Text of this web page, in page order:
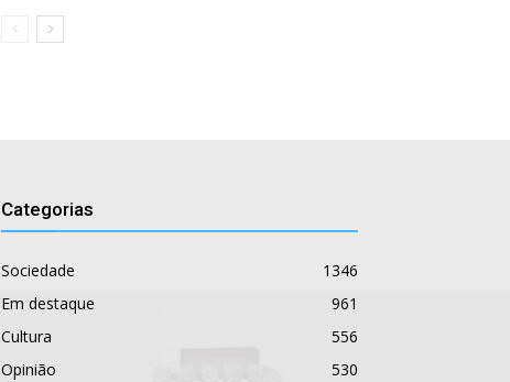
Categorias
Sociedade
1346
Em destaque
961
Cultura
556
Opinião
530